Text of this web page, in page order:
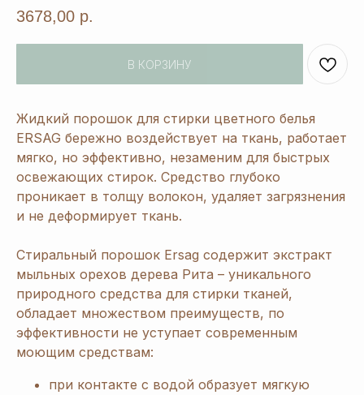
3678,00 р.
В КОРЗИНУ
Жидкий порошок для стирки цветного белья
ERSAG бережно воздействует на ткань, работает
мягко, но эффективно, незаменим для быстрых
освежающих стирок. Средство глубоко
проникает в толщу волокон, удаляет загрязнения
и не деформирует ткань.
Стиральный порошок Ersag содержит экстракт
мыльных орехов дерева Рита – уникального
природного средства для стирки тканей,
обладает множеством преимуществ, по
эффективности не уступает современным
моющим средствам:
при контакте с водой образует мягкую